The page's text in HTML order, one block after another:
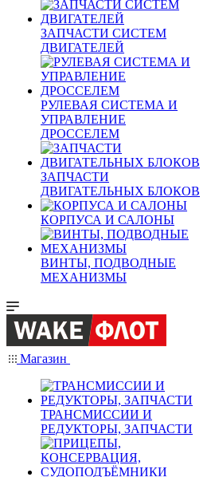
ЗАПЧАСТИ СИСТЕМ
ДВИГАТЕЛЕЙ
РУЛЕВАЯ СИСТЕМА И
УПРАВЛЕНИЕ
ДРОССЕЛЕМ
ЗАПЧАСТИ
ДВИГАТЕЛЬНЫХ БЛОКОВ
КОРПУСА И САЛОНЫ
ВИНТЫ, ПОДВОДНЫЕ
МЕХАНИЗМЫ
Магазин
ТРАНСМИССИИ И
РЕДУКТОРЫ, ЗАПЧАСТИ